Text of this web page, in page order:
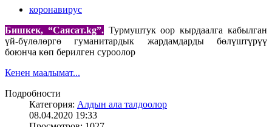
коронавирус
Бишкек, “Саясат.kg”. Турмуштук оор кырдаалга кабылган
үй-бүлөлөргө гуманитардык жардамдарды бөлүштүрүү
боюнча көп берилген суроолор
Кенен маалымат...
Подробности
Категория: Алдын ала талдоолор
08.04.2020 19:33